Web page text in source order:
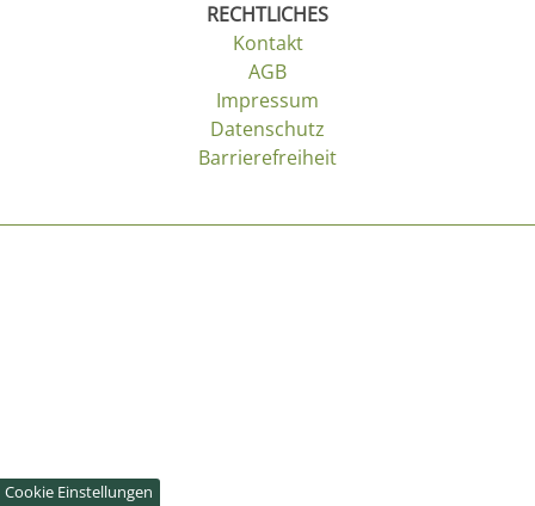
RECHTLICHES
Kontakt
AGB
Impressum
Datenschutz
Barrierefreiheit
Cookie Einstellungen